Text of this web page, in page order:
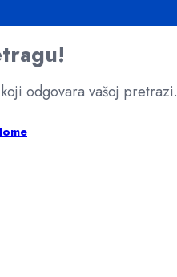
odgovara vašoj pretrazi.